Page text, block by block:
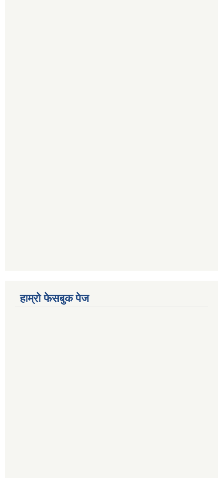
हाम्रो फेसबुक पेज